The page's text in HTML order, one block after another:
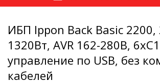
ИБП Ippon Back Basic 2200,
1320Вт, AVR 162-280В,
управление по USB, без
кабелей